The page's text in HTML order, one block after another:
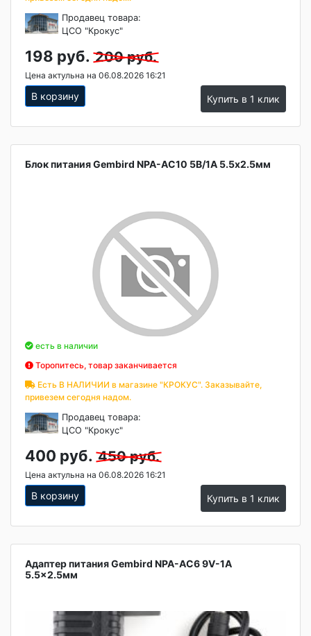
Продавец товара:
ЦСО "Крокус"
198 руб. 200 руб.
Цена актульна на 06.08.2026 16:21
В корзину Купить в 1 клик
Блок питания Gembird NPA-AC10 5В/1А 5.5x2.5мм
есть в наличии
Торопитесь, товар заканчивается
Есть В НАЛИЧИИ в магазине "КРОКУС". Заказывайте,
привезем сегодня надом.
Продавец товара:
ЦСО "Крокус"
400 руб. 450 руб.
Цена актульна на 06.08.2026 16:21
В корзину Купить в 1 клик
Адаптер питания Gembird NPA-AC6 9V-1A
5.5x2.5мм